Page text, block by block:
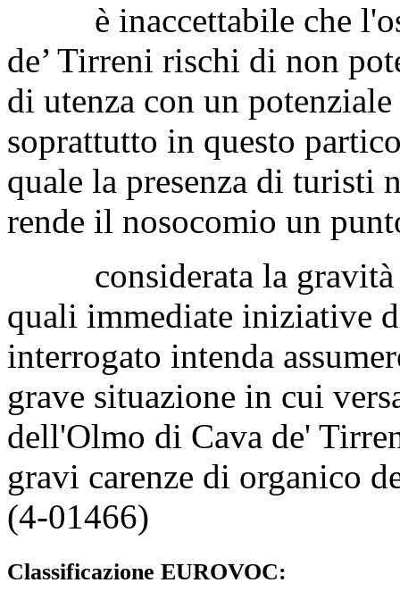
è inaccettabile che
de’ Tirreni rischi di non
di utenza con un
soprattutto in questo
quale la presenza di turisti
rende il nosocomio un
considerata la gravità
quali immediate iniziative
interrogato intenda
grave situazione in cui
dell'Olmo di Cava de'
gravi carenze di organico
(4-01466)
Classificazione EUROVOC: